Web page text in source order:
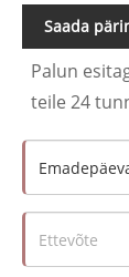
Saada
Palun
teile 24